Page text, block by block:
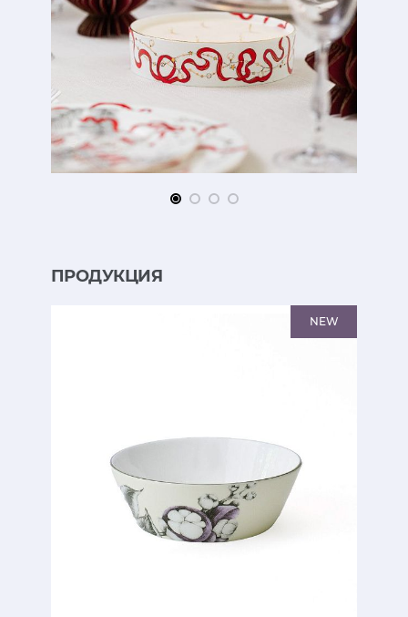
ПРОДУКЦИЯ
NEW